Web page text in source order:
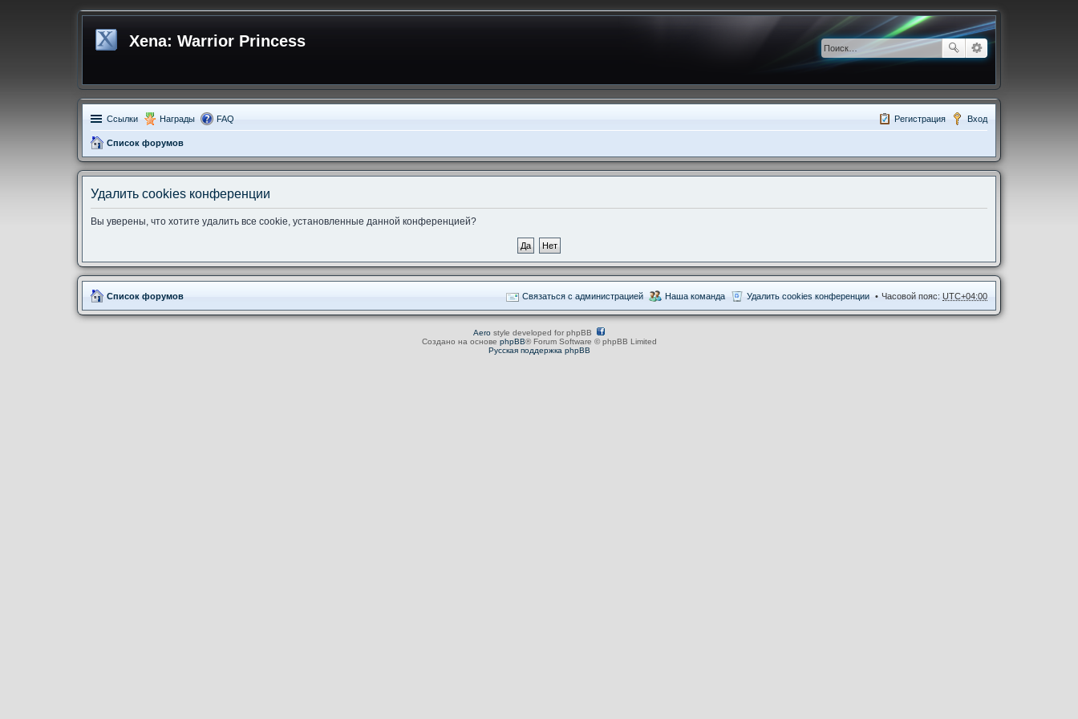
Xena: Warrior Princess
Ссылки Награды FAQ Вход
Регистрация
Список форумов
Удалить cookies конференции
Вы уверены, что хотите удалить все cookie, установленные данной конференцией?
Список форумов Часовой пояс: UTC+04:00
Удалить cookies конференции
Наша команда
Связаться с администрацией
Aero style developed for phpBB
Создано на основе phpBB® Forum Software © phpBB Limited
Русская поддержка phpBB